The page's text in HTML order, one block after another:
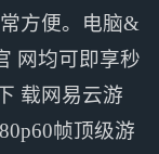
方便。电脑&
网均可即享秒
载网易云游
帧顶级游